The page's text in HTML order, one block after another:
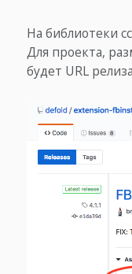
На библиотеки
Для проекта,
будет URL